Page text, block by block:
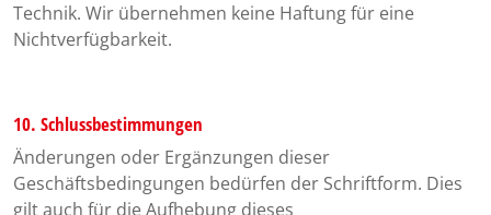
Technik. Wir übernehmen keine Haftung für eine
Nichtverfügbarkeit.
10. Schlussbestimmungen
Änderungen oder Ergänzungen dieser
Geschäftsbedingungen bedürfen der Schriftform. Dies
gilt auch für die Aufhebung dieses